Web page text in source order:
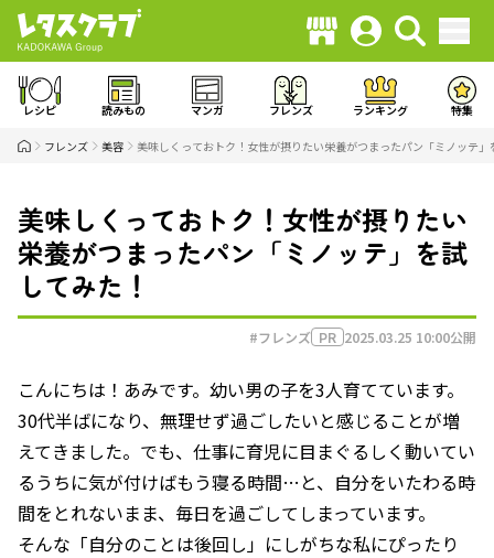
レシピ 読みもの マンガ フレンズ ランキング 特集
フレンズ 美容 美味しくっておトク！女性が摂りたい栄養がつまったパン「ミノッテ」
美味しくっておトク！女性が摂りたい
栄養がつまったパン「ミノッテ」を試
してみた！
#フレンズ PR 2025.03.25 10:00公開
こんにちは！あみです。幼い男の子を3人育てています。
30代半ばになり、無理せず過ごしたいと感じることが増
えてきました。でも、仕事に育児に目まぐるしく動いてい
るうちに気が付けばもう寝る時間…と、自分をいたわる時
間をとれないまま、毎日を過ごしてしまっています。
そんな「自分のことは後回し」にしがちな私にぴったり